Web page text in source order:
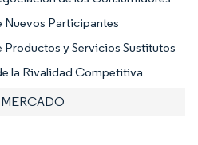
Nuevos Participantes
Productos y Servicios Sustitutos
la Rivalidad Competitiva